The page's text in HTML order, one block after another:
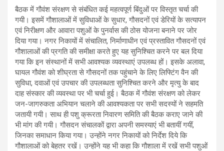
बैठक में गौवंश संरक्षण से संबंधित कई महत्वपूर्ण बिंदुओं पर विस्तृत चर्चा की
गयी। इसमें गौशालाओं में सुविधाओं के सुधार, गौसदनों एवं डेरियों के सत्यापन
एवं निरीक्षण और आवारा पशुओं के पुनर्वास की ठोस योजना बनाने पर जोर
दिया गया। नगर निकायों में संचालित, निर्माणाधीन एवं प्रस्तावित गौसदनों एवं
गौशालाओं की प्रगति की समीक्षा करते हुए यह सुनिश्चित करने पर बल दिया
गया कि इन संस्थानों में सभी आवश्यक व्यवस्थाएं उपलब्ध हों। इसके अलावा,
घायल गौवंश को शीघ्रता से गौसदनों तक पहुंचाने के लिए लिफ्टिंग वैन की
सुविधा, दवाओं एवं उपचार की उपलब्धता सुनिश्चित करने और मृत्यु के बाद
दाह संस्कार की व्यवस्था पर भी चर्चा हुई। बैठक में गौवंश संरक्षण को लेकर
जन-जागरुकता अभियान चलाने की आवश्यकता पर सभी सदस्यों ने सहमति
जतायी गयी। साथ ही पशु क्रूरता निवारण समिति की बैठक कराए जाने की
भी मांग की गयी। गौसदन संचालकों द्वारा अपनी समस्याएं भी बतायीं गयीं,
जिनका समाधान किया गया। उन्होंने नगर निकायों को निर्देश दिये कि
गौशालाओं को बेहतर रखें। उन्होंने यह भी कहा कि गौशाला में रखें सभी पशुओं